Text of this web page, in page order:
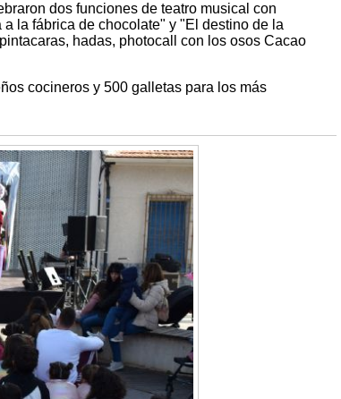
dos funciones de teatro musical con
la fábrica de chocolate" y "El destino de la
hadas, photocall con los osos Cacao
cocineros y 500 galletas para los más